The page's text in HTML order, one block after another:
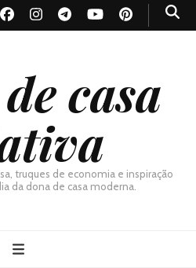
casa
truques de economia e inspiração
da dona de casa moderna.